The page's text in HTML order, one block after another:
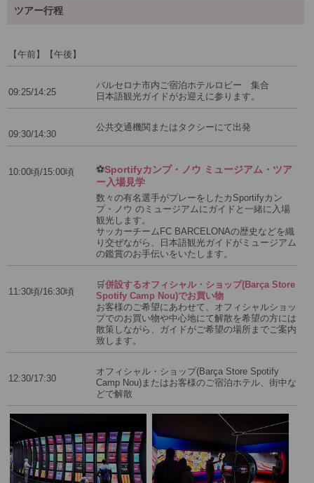
ツアー行程
【午前】【午後】
09:25/14:25
バルセロナ市内ご宿泊ホテルロビー 集合
日本語観光ガイドがお迎えに参ります。
09:30/14:30
公共交通機関またはタクシーにて出発
10:00頃/15:00頃 ⚽Sportifyカンプ・ノウ ミュージアム・ツア
ー入場見学
数々の有名選手がプレーをしたカSportifyカン
プ・ノウ のミュージアムにガイドと一緒に入場
観光します。
サッカーチームFC BARCELONAの歴史などを織
り交ぜながら、日本語観光ガイドがミュージアム
の鑑賞のお手伝いをいたします。
11:30頃/16:30頃
🛒併設するオフィシャル・ショップ(Barça Store
Spotify Camp Nou)でお買い物
お客様のご希望にあわせて、オフィシャルショッ
プでのお買い物や中心地にて解散を希望の方には
散策しながら、ガイドがご希望の場所までご案内
致します。
12:30/17:30
オフィシャル・ショップ(Barça Store Spotify
Camp Nou)またはお客様のご宿泊ホテル、街中な
どで解散